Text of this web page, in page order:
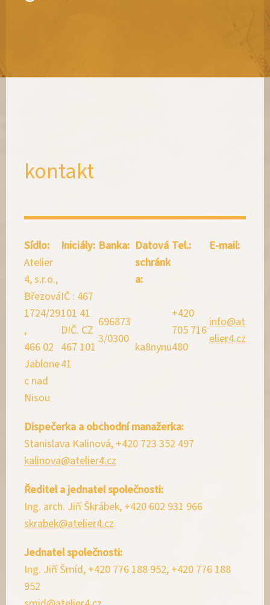
kontakt
Sídlo:
Atelier
4, s.r.o.,
Březová
1724/29
,
466 02
Jablone
c nad
Nisou
Iniciály:
IČ : 467
101 41
DIČ. CZ
467 101
41
Banka:
696873
3/0300
Datová
schránk
a:
ka8nynu
Tel.:
+420
705 716
480
E-mail:
info@at
elier4.cz
Dispečerka a obchodní manažerka:
Stanislava Kalinová, +420 723 352 497
kalinova@atelier4.cz
Ředitel a jednatel společnosti:
Ing. arch. Jiří Škrábek, +420 602 931 966
skrabek@atelier4.cz
Jednatel společnosti:
Ing. Jiří Šmíd, +420 776 188 952, +420 776 188
952